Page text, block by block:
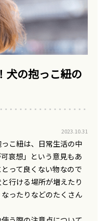
犬の抱っこ紐の
2023.10.31
こ紐は、日常生活の中
哀想」という意見もあ
って良くない物なので
行ける場所が増えたり
ったりなどのたくさん